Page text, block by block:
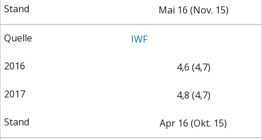
Mai 16 (Nov. 15)
IWF
4,6 (4,7)
4,8 (4,7)
Apr 16 (Okt. 15)